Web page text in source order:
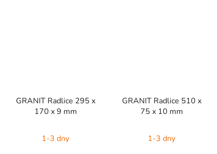
GRANIT Radlice 295 x
170 x 9 mm
1-3 dny
GRANIT Radlice 510 x
75 x 10 mm
1-3 dny